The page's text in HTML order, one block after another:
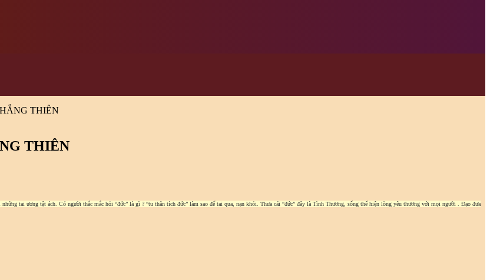
THIÊN
THIÊN
tai ương tật ách. Có người thắc mắc hỏi “đức” là gì ? “tu thân tích đức” làm sao để tai qua, nạn khỏi. Thưa cái “đức” đây là Tình Thương, sống thể hiện lòng yêu thương với mọi người . Đạo đưa